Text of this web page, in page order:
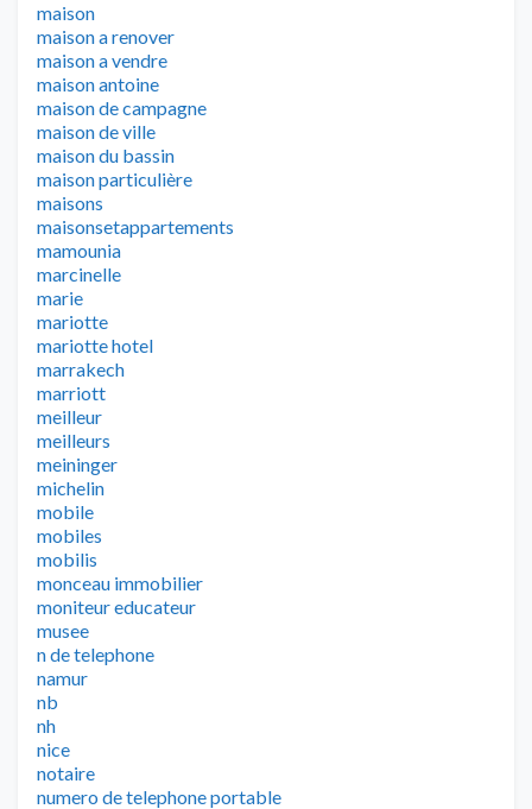
maison
maison a renover
maison a vendre
maison antoine
maison de campagne
maison de ville
maison du bassin
maison particulière
maisons
maisonsetappartements
mamounia
marcinelle
marie
mariotte
mariotte hotel
marrakech
marriott
meilleur
meilleurs
meininger
michelin
mobile
mobiles
mobilis
monceau immobilier
moniteur educateur
musee
n de telephone
namur
nb
nh
nice
notaire
numero de telephone portable